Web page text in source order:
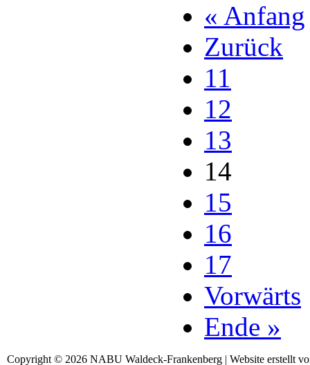
« Anfang
Zurück
11
12
13
14
15
16
17
Vorwärts
Ende »
Copyright © 2026 NABU Waldeck-Frankenberg | Website erstellt